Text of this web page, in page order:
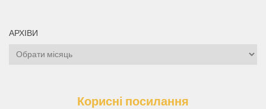
АРХІВИ
Архіви
Корисні посилання